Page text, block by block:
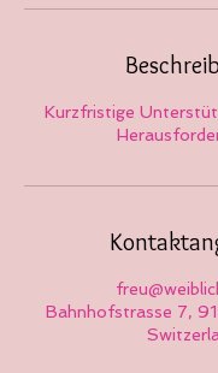
Kurzfristige
Bahnhofstrasse 7,